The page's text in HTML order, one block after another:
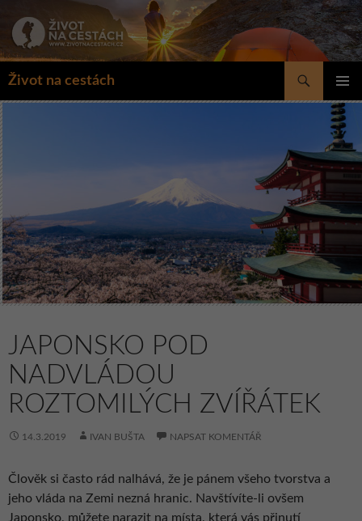
obsahu
Život na cestách
Hledat
MENU
JAPONSKO POD
NADVLÁDOU
ROZTOMILÝCH ZVÍŘÁTEK
14.3.2019 IVAN BUŠTA NAPSAT KOMENTÁŘ
Člověk si často rád nalhává, že je pánem všeho tvorstva a
jeho vláda na Zemi nezná hranic. Navštívíte-li ovšem
Japonsko, můžete narazit na místa, která vás přinutí